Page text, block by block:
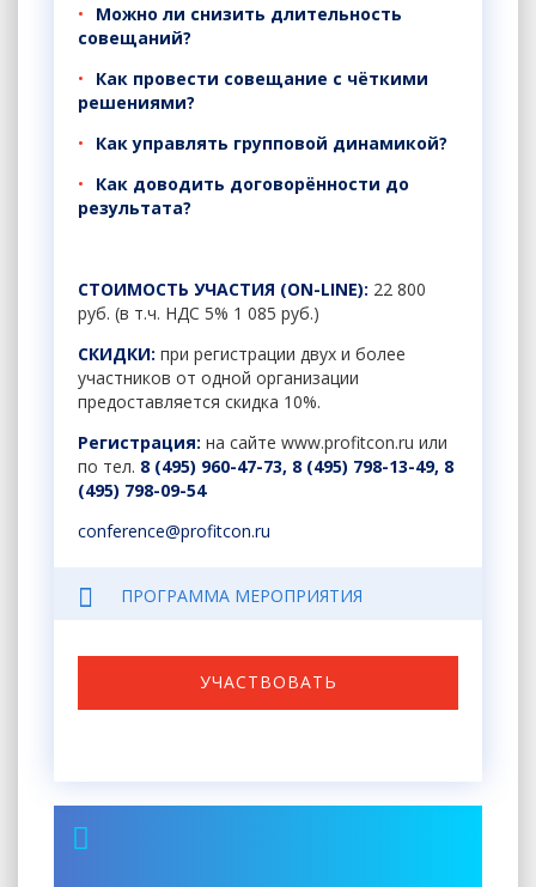
Можно ли снизить длительность
совещаний?
Как провести совещание с чёткими
решениями?
Как управлять групповой динамикой?
Как доводить договорённости до
результата?
СТОИМОСТЬ УЧАСТИЯ (ON-LINE): 22 800
руб. (в т.ч. НДС 5% 1 085 руб.)
СКИДКИ: при регистрации двух и более
участников от одной организации
предоставляется скидка 10%.
Регистрация: на сайте www.profitcon.ru или
по тел. 8 (495) 960-47-73, 8 (495) 798-13-49, 8
(495) 798-09-54
conference@profitcon.ru
ПРОГРАММА МЕРОПРИЯТИЯ
УЧАСТВОВАТЬ